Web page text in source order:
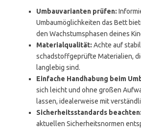
Umbauvarianten prüfen:
Umbaumöglichkeiten das Bett
den Wachstumsphasen deines
Materialqualität: Achte auf
schadstoffgeprüfte Materialien,
langlebig sind.
Einfache Handhabung beim
sich leicht und ohne großen
lassen, idealerweise mit
Sicherheitsstandards beachten:
aktuellen Sicherheitsnormen